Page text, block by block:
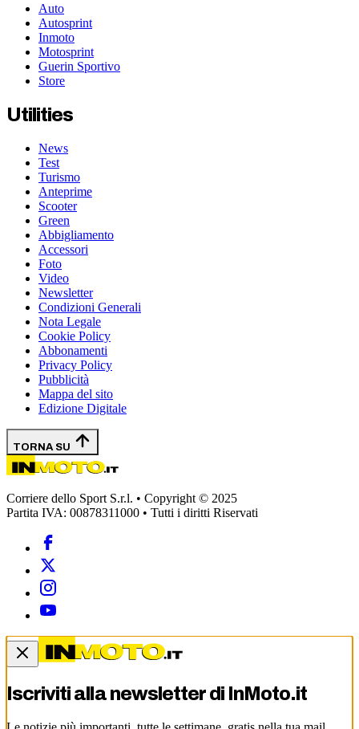
Auto
Autosprint
Inmoto
Motosprint
Guerin Sportivo
Store
Utilities
News
Test
Turismo
Anteprime
Scooter
Green
Abbigliamento
Accessori
Foto
Video
Newsletter
Condizioni Generali
Nota Legale
Cookie Policy
Abbonamenti
Privacy Policy
Pubblicità
Mappa del sito
Edizione Digitale
TORNA SU
Corriere dello Sport S.r.l. • Copyright © 2025
Partita IVA: 00878311000 • Tutti i diritti Riservati
Iscriviti alla newsletter di InMoto.it